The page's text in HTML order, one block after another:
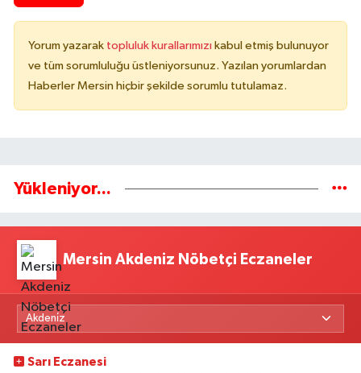
Yorum yazarak topluluk kurallarımızı kabul etmiş bulunuyor
ve tüm sorumluluğu üstleniyorsunuz. Yazılan yorumlardan
Haberler Mersin hiçbir şekilde sorumlu tutulamaz.
Yükleniyor...
Mersin Akdeniz Nöbetçi Eczaneler
Sarı Eczanesi